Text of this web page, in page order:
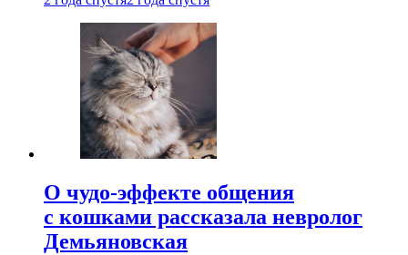
О чудо-эффекте общения
с кошками рассказала невролог
Демьяновская